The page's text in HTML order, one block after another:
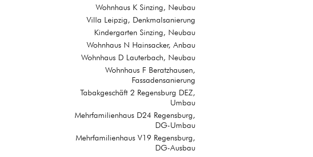
Wohnhaus K Sinzing, Neubau
Villa Leipzig, Denkmalsanierung
Kindergarten Sinzing, Neubau
Wohnhaus N Hainsacker, Anbau
Wohnhaus D Lauterbach, Neubau
Wohnhaus F Beratzhausen,
Fassadensanierung
Tabakgeschäft 2 Regensburg DEZ,
Umbau
Mehrfamilienhaus D24 Regensburg,
DG-Umbau
Mehrfamilienhaus V19 Regensburg,
DG-Ausbau